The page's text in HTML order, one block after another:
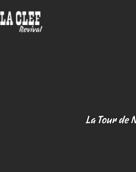
au
contenu
La Tour de